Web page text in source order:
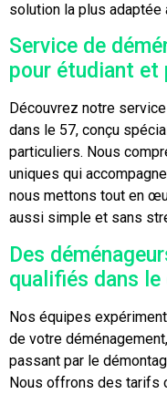
solution la plus adaptée
Service de
pour étudiant et
Découvrez notre
dans le 57, conçu
particuliers. Nous
uniques qui
nous mettons tout en
aussi simple et sans
Des
qualifiés dans
Nos équipes
de votre
passant par le
Nous offrons des tarifs